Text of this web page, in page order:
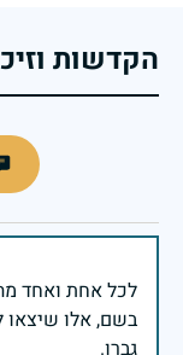
הקדשות
בשם, אלו שיצאו